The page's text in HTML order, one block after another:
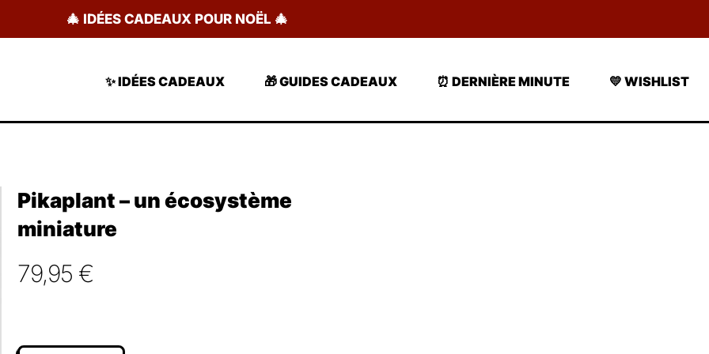
🎄 IDÉES CADEAUX POUR NOËL 🎄
✨ IDÉES CADEAUX 🎁 GUIDES CADEAUX ⏰ DERNIÈRE MINUTE 💛 WISHLIST
Pikaplant – un écosystème
miniature
79,95 €